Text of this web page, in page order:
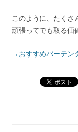
このように、たくさ
頑張ってでも取る価
→おすすめバーテン